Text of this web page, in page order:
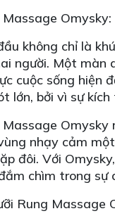
Massage
không chỉ là
người. Một màn
cuộc sống
lớn, bởi vì sự
Massage
nhạy cảm
đôi. Với
chìm trong sự
Rung Massage